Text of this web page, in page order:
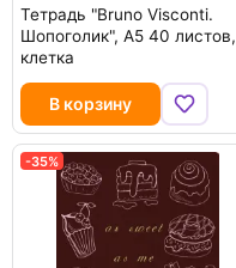
Тетрадь "Bruno Visconti.
Шопоголик", А5 40 листов,
клетка
В корзину
-35%